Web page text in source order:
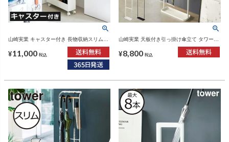
山崎実業 キャスター付き 長物収納スリムワ
ゴン タワー tower | インテリア雑貨・タワー
シリーズ
¥11,000 税込
山崎実業 天板付き引っ掛け傘立て タワー
tower | インテリア雑貨・タワーシリーズ
¥8,800 税込